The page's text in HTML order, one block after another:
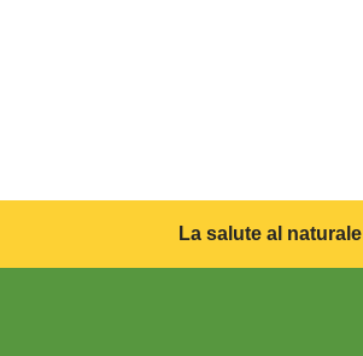
La salute al naturale